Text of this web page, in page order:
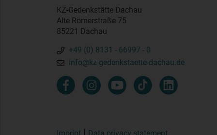
KZ-Gedenkstätte Dachau
Alte Römerstraße 75
85221 Dachau
+49 (0) 8131 - 66997 - 0
info@kz-gedenkstaette-dachau.de